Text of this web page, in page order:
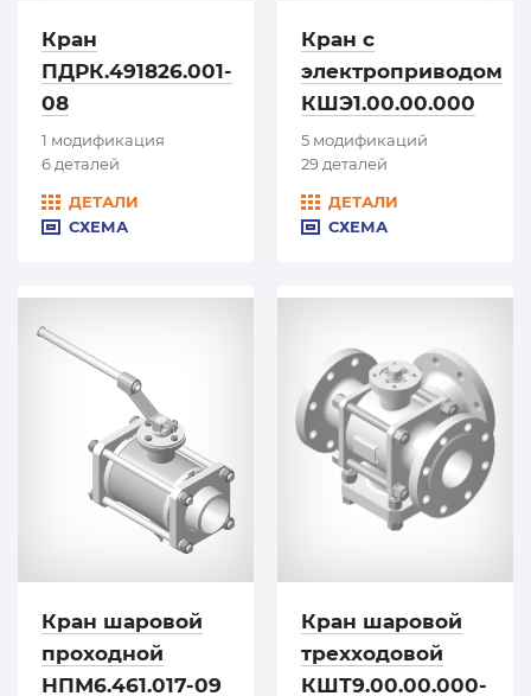
Кран
ПДРК.491826.001-
08
1 модификация
6 деталей
ДЕТАЛИ
СХЕМА
Кран с
электроприводом
КШЭ1.00.00.000
5 модификаций
29 деталей
ДЕТАЛИ
СХЕМА
Кран шаровой
проходной
НПМ6.461.017-09
Кран шаровой
трехходовой
КШТ9.00.00.000-